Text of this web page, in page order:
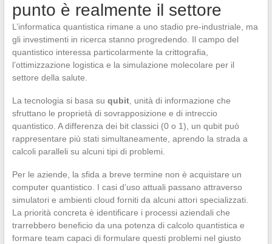
punto è realmente il settore
L’informatica quantistica rimane a uno stadio pre-industriale, ma
gli investimenti in ricerca stanno progredendo. Il campo del
quantistico interessa particolarmente la crittografia,
l’ottimizzazione logistica e la simulazione molecolare per il
settore della salute.
La tecnologia si basa su qubit, unità di informazione che
sfruttano le proprietà di sovrapposizione e di intreccio
quantistico. A differenza dei bit classici (0 o 1), un qubit può
rappresentare più stati simultaneamente, aprendo la strada a
calcoli paralleli su alcuni tipi di problemi.
Per le aziende, la sfida a breve termine non è acquistare un
computer quantistico. I casi d’uso attuali passano attraverso
simulatori e ambienti cloud forniti da alcuni attori specializzati.
La priorità concreta è identificare i processi aziendali che
trarrebbero beneficio da una potenza di calcolo quantistica e
formare team capaci di formulare questi problemi nel giusto